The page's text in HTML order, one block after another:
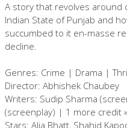
A story that revolves
Indian State of Punjab and
succumbed to it en-masse
decline.
Genres: Crime | Drama |
Director: Abhishek Chaubey
Writers: Sudip Sharma
(screenplay) | 1 more credit »
Stars: Alia Bhatt, Shahid